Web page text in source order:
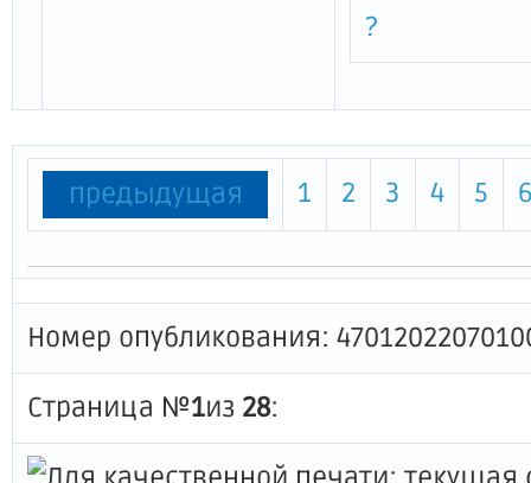
?
предыдущая 1 2 3 4 5
Номер опубликования:
Страница №1из 28: